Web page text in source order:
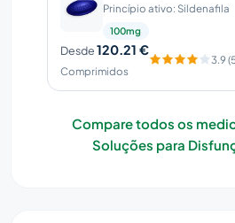
Princípio ativo: Sildenafila
100mg
Desde120.21 €
Comprimidos
3.9
Compare todos os
Soluções para